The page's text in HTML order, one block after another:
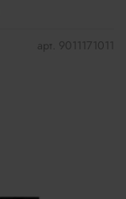
арт. 9011171011